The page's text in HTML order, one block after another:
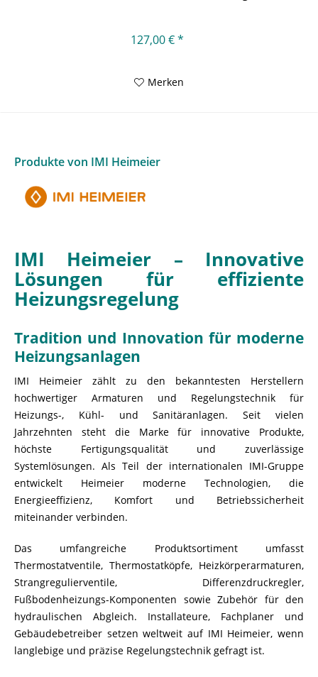
127,00 € *
Merken
Produkte von IMI Heimeier
IMI Heimeier – Innovative
Lösungen für effiziente
Heizungsregelung
Tradition und Innovation für moderne
Heizungsanlagen
IMI Heimeier zählt zu den bekanntesten Herstellern
hochwertiger Armaturen und Regelungstechnik für
Heizungs-, Kühl- und Sanitäranlagen. Seit vielen
Jahrzehnten steht die Marke für innovative Produkte,
höchste Fertigungsqualität und zuverlässige
Systemlösungen. Als Teil der internationalen IMI-Gruppe
entwickelt Heimeier moderne Technologien, die
Energieeffizienz, Komfort und Betriebssicherheit
miteinander verbinden.
Das umfangreiche Produktsortiment umfasst
Thermostatventile, Thermostatköpfe, Heizkörperarmaturen,
Strangregulierventile, Differenzdruckregler,
Fußbodenheizungs-Komponenten sowie Zubehör für den
hydraulischen Abgleich. Installateure, Fachplaner und
Gebäudebetreiber setzen weltweit auf IMI Heimeier, wenn
langlebige und präzise Regelungstechnik gefragt ist.